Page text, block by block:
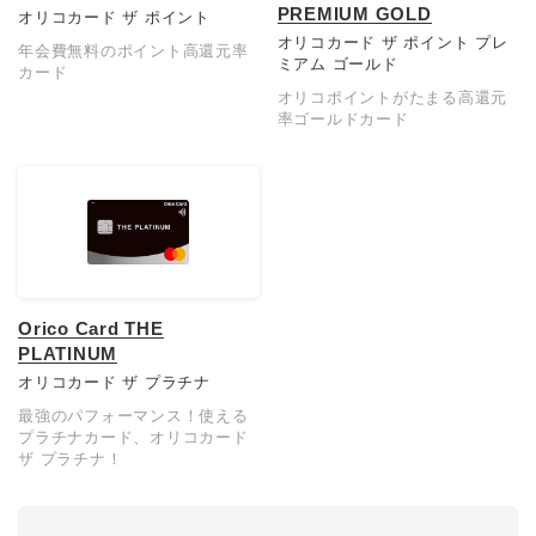
オリコカード ザ ポイント
年会費無料のポイント高還元率
カード
PREMIUM GOLD
オリコカード ザ ポイント プレ
ミアム ゴールド
オリコポイントがたまる高還元
率ゴールドカード
Orico Card THE
PLATINUM
オリコカード ザ プラチナ
最強のパフォーマンス！使える
プラチナカード、オリコカード
ザ プラチナ！